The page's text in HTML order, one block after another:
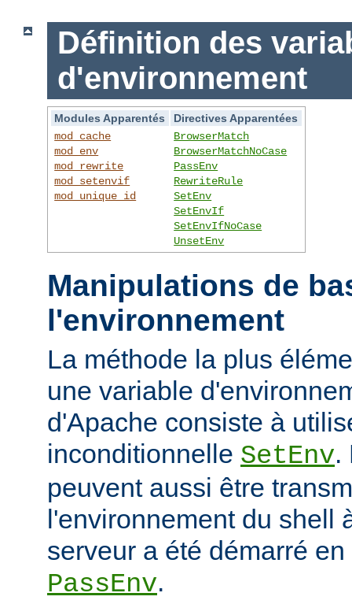
Définition des
d'environnement
Modules Apparentés
Directives Apparentées
mod_cache
mod_env
mod_rewrite
mod_setenvif
mod_unique_id
BrowserMatch
BrowserMatchNoCase
PassEnv
RewriteRule
SetEnv
SetEnvIf
SetEnvIfNoCase
UnsetEnv
Manipulations de
l'environnement
La méthode la plus
une variable
d'Apache consiste à
inconditionnelle SetEnv.
peuvent aussi être
l'environnement du shell
serveur a été démarré
PassEnv.